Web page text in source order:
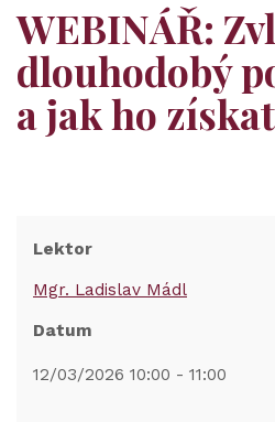
WEBINÁŘ:
dlouhodobý
a jak ho získat
Lektor
Mgr. Ladislav Mádl
Datum
12/03/2026 10:00 - 11:00